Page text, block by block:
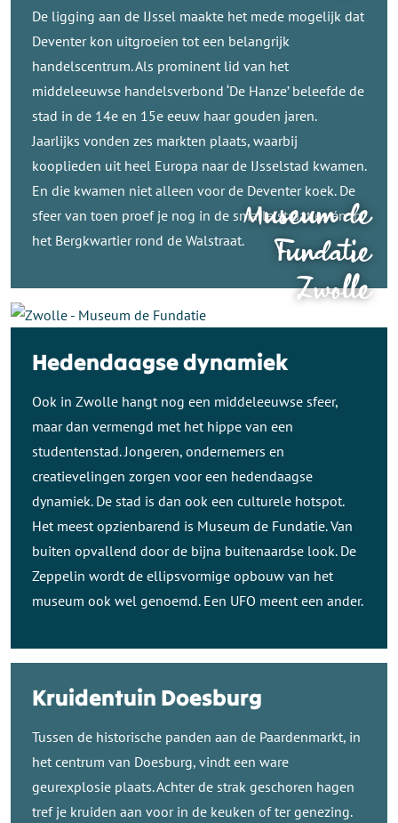
De ligging aan de IJssel maakte het mede mogelijk dat
Deventer kon uitgroeien tot een belangrijk
handelscentrum. Als prominent lid van het
middeleeuwse handelsverbond ‘De Hanze’ beleefde de
stad in de 14e en 15e eeuw haar gouden jaren.
Jaarlijks vonden zes markten plaats, waarbij
kooplieden uit heel Europa naar de IJsselstad kwamen.
En die kwamen niet alleen voor de Deventer koek. De
sfeer van toen proef je nog in de smalle straatjes én in
het Bergkwartier rond de Walstraat.
Hedendaagse dynamiek
Ook in Zwolle hangt nog een middeleeuwse sfeer,
maar dan vermengd met het hippe van een
studentenstad. Jongeren, ondernemers en
creatievelingen zorgen voor een hedendaagse
dynamiek. De stad is dan ook een culturele hotspot.
Het meest opzienbarend is Museum de Fundatie. Van
buiten opvallend door de bijna buitenaardse look. De
Zeppelin wordt de ellipsvormige opbouw van het
museum ook wel genoemd. Een UFO meent een ander.
Museum de
Fundatie
Zwolle
Kruidentuin Doesburg
Tussen de historische panden aan de Paardenmarkt, in
het centrum van Doesburg, vindt een ware
geurexplosie plaats. Achter de strak geschoren hagen
tref je kruiden aan voor in de keuken of ter genezing.